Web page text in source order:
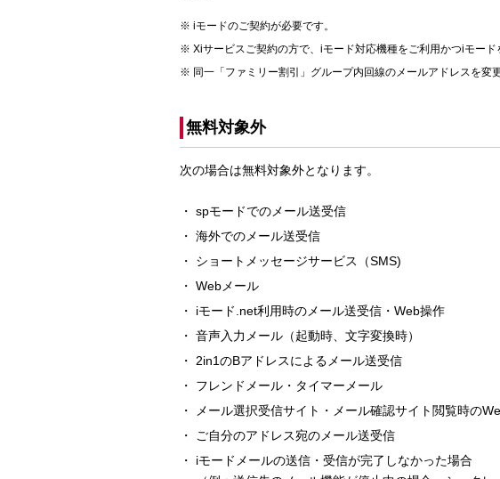
iモードのご契約が必要です。
Xiサービスご契約の方で、iモード対応機種をご利用かつiモード
同一「ファミリー割引」グループ内回線のメールアドレスを変
無料対象外
次の場合は無料対象外となります。
spモードでのメール送受信
海外でのメール送受信
ショートメッセージサービス（SMS)
Webメール
iモード.net利用時のメール送受信・Web操作
音声入力メール（起動時、文字変換時）
2in1のBアドレスによるメール送受信
フレンドメール・タイマーメール
メール選択受信サイト・メール確認サイト閲覧時の
ご自分のアドレス宛のメール送受信
iモードメールの送信・受信が完了しなかった場合